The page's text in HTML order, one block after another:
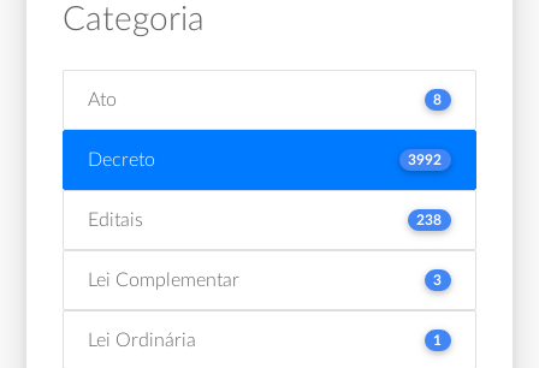
Categoria
Ato 8
Decreto 3992
Editais 238
Lei Complementar 3
Lei Ordinária 1